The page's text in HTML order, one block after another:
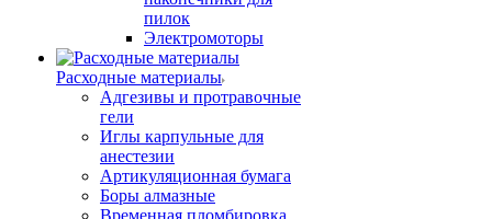
пилок
Электромоторы
Расходные материалы
Адгезивы и протравочные
гели
Иглы карпульные для
анестезии
Артикуляционная бумага
Боры алмазные
Временная пломбировка